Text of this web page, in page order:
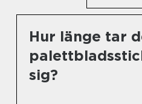
Hur länge tar
sig?